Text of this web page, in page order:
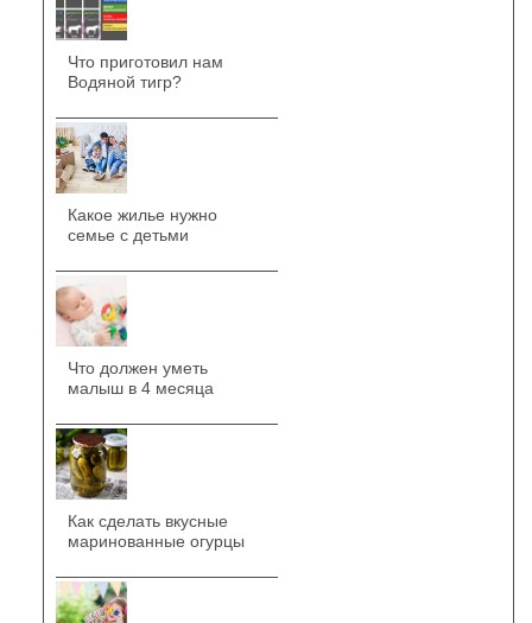
Что приготовил нам
Водяной тигр?
Какое жилье нужно
семье с детьми
Что должен уметь
малыш в 4 месяца
Как сделать вкусные
маринованные огурцы